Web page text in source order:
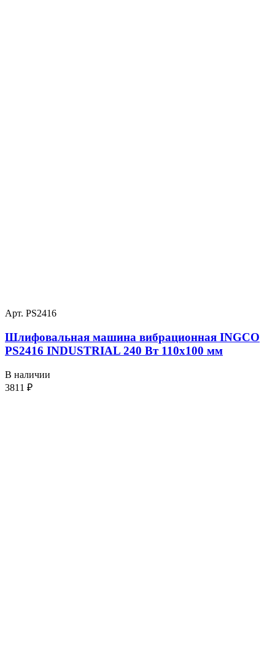
Арт. PS2416
Шлифовальная машина вибрационная INGCO
PS2416 INDUSTRIAL 240 Вт 110х100 мм
В наличии
3811 ₽